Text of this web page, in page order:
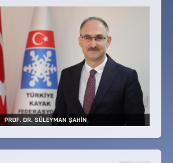
18 Temmuz 2026
5
KAYAKLI KOŞU VE BİATHLON
3.KADEME ANTRENÖRLÜK KURSU
DUYURUSU
12 Temmuz 2026
Millî Savunma Bakanlığı Kara,
Komutanlıklarına 2026 Yılı